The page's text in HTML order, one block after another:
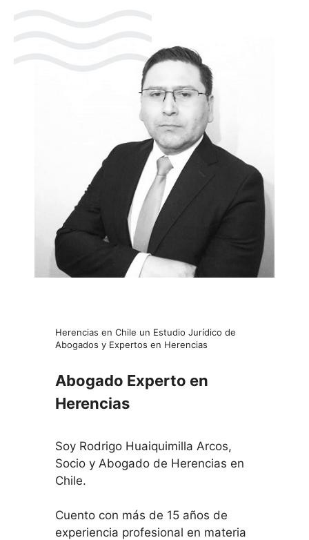
Herencias en Chile un Estudio Jurídico de
Abogados y Expertos en Herencias
Abogado Experto en
Herencias
Soy Rodrigo Huaiquimilla Arcos,
Socio y Abogado de Herencias en
Chile.
Cuento con más de 15 años de
experiencia profesional en materia